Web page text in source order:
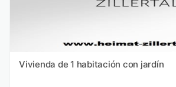
Vivienda de 1 habitación con jardín